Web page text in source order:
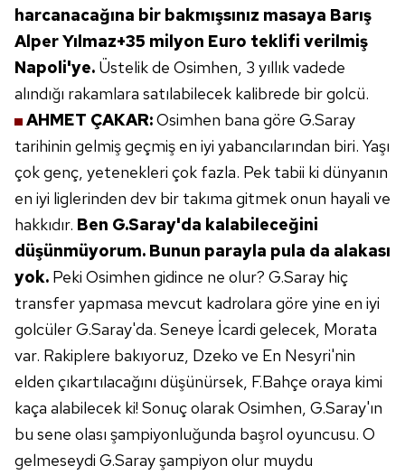
harcanacağına bir bakmışsınız masaya Barış
AlperYılmaz+35 milyon Euro teklifi verilmiş
Napoli'ye. Üstelik de Osimhen, 3 yıllıkvadede
alındığı rakamlara satılabilecek kalibrede bir golcü.
AHMET ÇAKAR:Osimhen bana göre G.Saray
tarihinin gelmiş geçmiş en iyi yabancılarından biri. Yaşı
çok genç, yetenekleri çok fazla. Pek tabii ki dünyanın
en iyi liglerinden dev bir takıma gitmek onun hayali ve
hakkıdır. Ben G.Saray'da kalabileceğini
düşünmüyorum. Bunun parayla pula da alakası
yok. Peki Osimhen gidince ne olur? G.Saray hiç
transfer yapmasa mevcut kadrolara göre yine en iyi
golcüler G.Saray'da. Seneye İcardi gelecek, Morata
var. Rakiplere bakıyoruz, Dzeko ve En Nesyri'nin
elden çıkartılacağını düşünürsek, F.Bahçe oraya kimi
kaça alabilecek ki! Sonuç olarak Osimhen, G.Saray'ın
bu sene olası şampiyonluğunda başrol oyuncusu. O
gelmeseydi G.Saray şampiyon olur muydu